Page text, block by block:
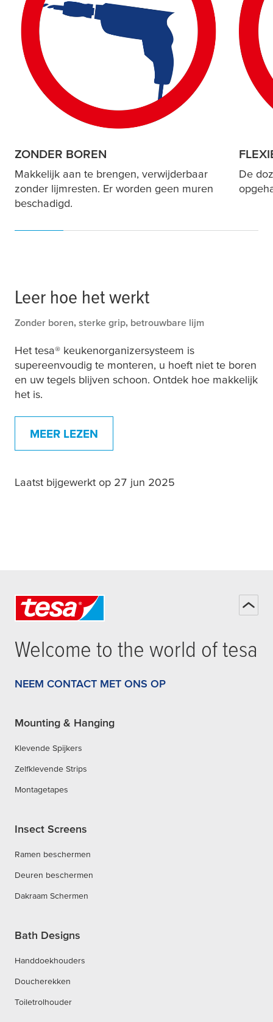
ZONDER BOREN
Makkelijk aan te brengen, verwijderbaar
zonder lijmresten. Er worden geen muren
beschadigd.
De
Leer hoe het werkt
Zonder boren, sterke grip, betrouwbare lijm
Het tesa® keukenorganizersysteem is
supereenvoudig te monteren, u hoeft niet te boren
en uw tegels blijven schoon. Ontdek hoe makkelijk
het is.
MEER LEZEN
Laatst bijgewerkt op 27 jun 2025
Welcome to the world oftesa
NEEM CONTACT MET ONS OP
Mounting & Hanging
Klevende Spijkers
Zelfklevende Strips
Montagetapes
Insect Screens
Ramen beschermen
Deuren beschermen
Dakraam Schermen
Bath Designs
Handdoekhouders
Doucherekken
Toiletrolhouder